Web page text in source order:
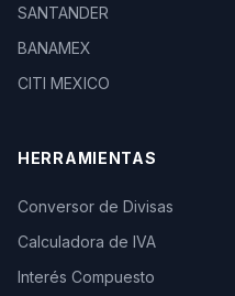
SANTANDER
BANAMEX
CITI MEXICO
HERRAMIENTAS
Conversor de Divisas
Calculadora de IVA
Interés Compuesto